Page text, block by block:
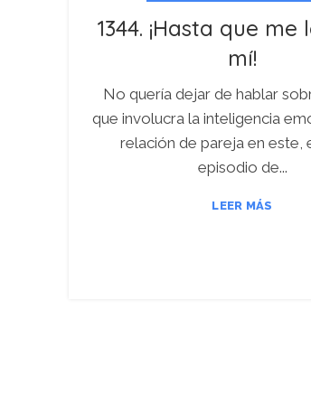
1344. ¡Hasta que me
mí!
No quería dejar de hablar
que involucra la inteligencia
relación de pareja en este,
episodio de...
LEER MÁS